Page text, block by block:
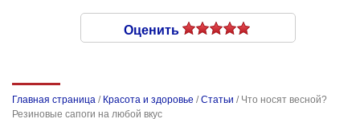
Оценить
Главная страница / Красота и здоровье /Статьи / Что носят весной?
Резиновые сапоги на любой вкус